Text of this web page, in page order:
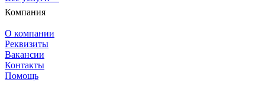
Компания
О компании
Реквизиты
Вакансии
Контакты
Помощь